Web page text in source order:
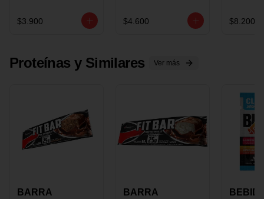
$3.900 $4.600 $8.200
Proteínas y Similares Ver más
BARRA
BARRA